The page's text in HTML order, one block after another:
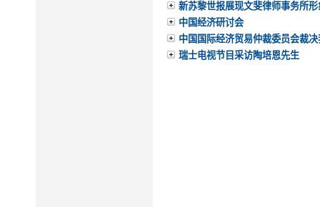
新苏黎世报展现文斐律师事务所形
中国经济研讨会
中国国际经济贸易仲裁委员会裁
瑞士电视节目采访陶培恩先生